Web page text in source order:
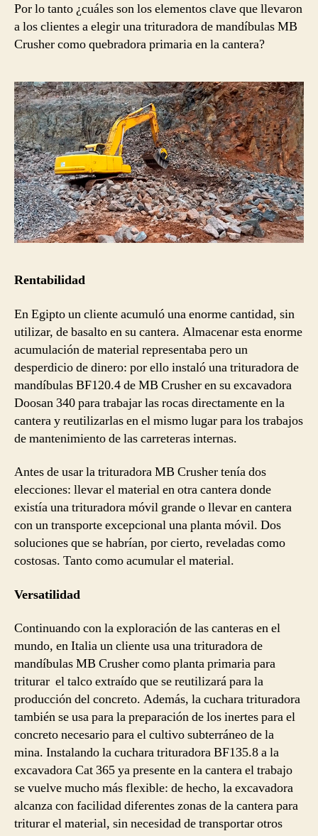
Por lo tanto ¿cuáles son los elementos clave que llevaron
a los clientes a elegir una trituradora de mandíbulas MB
Crusher como quebradora primaria en la cantera?
Rentabilidad
En Egipto un cliente acumuló una enorme cantidad, sin
utilizar, de basalto en su cantera. Almacenar esta enorme
acumulación de material representaba pero un
desperdicio de dinero: por ello instaló una trituradora de
mandíbulas BF120.4 de MB Crusher en su excavadora
Doosan 340 para trabajar las rocas directamente en la
cantera y reutilizarlas en el mismo lugar para los trabajos
de mantenimiento de las carreteras internas.
Antes de usar la trituradora MB Crusher tenía dos
elecciones: llevar el material en otra cantera donde
existía una trituradora móvil grande o llevar en cantera
con un transporte excepcional una planta móvil. Dos
soluciones que se habrían, por cierto, reveladas como
costosas. Tanto como acumular el material.
Versatilidad
Continuando con la exploración de las canteras en el
mundo, en Italia un cliente usa una trituradora de
mandíbulas MB Crusher como planta primaria para
triturar el talco extraído que se reutilizará para la
producción del concreto. Además, la cuchara trituradora
también se usa para la preparación de los inertes para el
concreto necesario para el cultivo subterráneo de la
mina. Instalando la cuchara trituradora BF135.8 a la
excavadora Cat 365 ya presente en la cantera el trabajo
se vuelve mucho más flexible: de hecho, la excavadora
alcanza con facilidad diferentes zonas de la cantera para
triturar el material, sin necesidad de transportar otros